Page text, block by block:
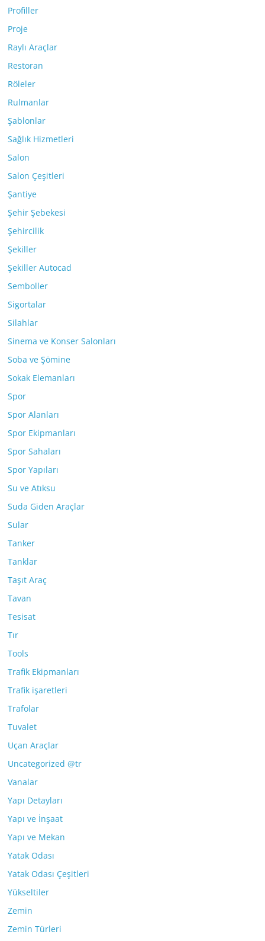
Profiller
Proje
Raylı Araçlar
Restoran
Röleler
Rulmanlar
Şablonlar
Sağlık Hizmetleri
Salon
Salon Çeşitleri
Şantiye
Şehir Şebekesi
Şehircilik
Şekiller
Şekiller Autocad
Semboller
Sigortalar
Silahlar
Sinema ve Konser Salonları
Soba ve Şömine
Sokak Elemanları
Spor
Spor Alanları
Spor Ekipmanları
Spor Sahaları
Spor Yapıları
Su ve Atıksu
Suda Giden Araçlar
Sular
Tanker
Tanklar
Taşıt Araç
Tavan
Tesisat
Tır
Tools
Trafik Ekipmanları
Trafik işaretleri
Trafolar
Tuvalet
Uçan Araçlar
Uncategorized @tr
Vanalar
Yapı Detayları
Yapı ve İnşaat
Yapı ve Mekan
Yatak Odası
Yatak Odası Çeşitleri
Yükseltiler
Zemin
Zemin Türleri